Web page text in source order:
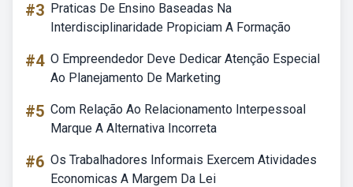
#3 Praticas De Ensino Baseadas Na
Interdisciplinaridade Propiciam A Formação
#4 O Empreendedor Deve Dedicar Atenção Especial
Ao Planejamento De Marketing
#5 Com Relação Ao Relacionamento Interpessoal
Marque A Alternativa Incorreta
#6 Os Trabalhadores Informais Exercem Atividades
Economicas A Margem Da Lei